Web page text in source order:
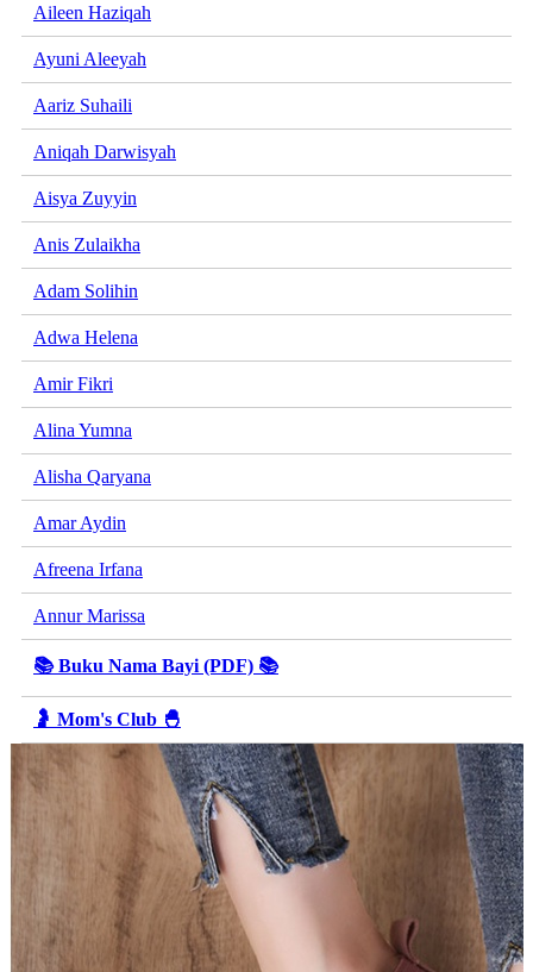
Aileen Haziqah
Ayuni Aleeyah
Aariz Suhaili
Aniqah Darwisyah
Aisya Zuyyin
Anis Zulaikha
Adam Solihin
Adwa Helena
Amir Fikri
Alina Yumna
Alisha Qaryana
Amar Aydin
Afreena Irfana
Annur Marissa
📚 Buku Nama Bayi (PDF) 📚
🤰 Mom's Club 🐣